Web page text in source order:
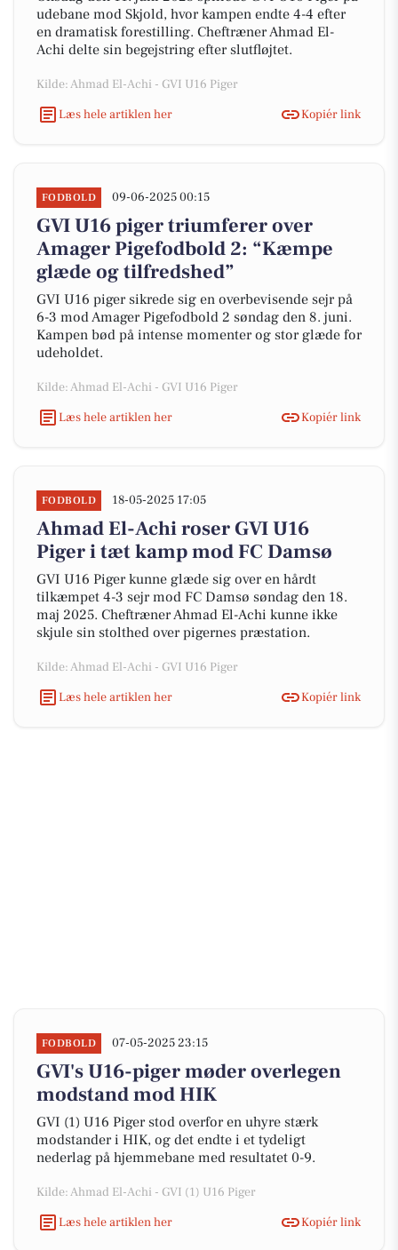
udebane mod Skjold, hvor kampen endte 4-4 efter
en dramatisk forestilling. Cheftræner Ahmad El-
Achi delte sin begejstring efter slutfløjtet.
Kilde: Ahmad El-Achi - GVI U16 Piger
Læs hele artiklen her
Kopiér link
FODBOLD 09-06-2025 00:15
GVI U16 piger triumferer over
Amager Pigefodbold 2: “Kæmpe
glæde og tilfredshed”
GVI U16 piger sikrede sig en overbevisende sejr på
6-3 mod Amager Pigefodbold 2 søndag den 8. juni.
Kampen bød på intense momenter og stor glæde for
udeholdet.
Kilde: Ahmad El-Achi - GVI U16 Piger
Læs hele artiklen her
Kopiér link
FODBOLD 18-05-2025 17:05
Ahmad El-Achi roser GVI U16
Piger i tæt kamp mod FC Damsø
GVI U16 Piger kunne glæde sig over en hårdt
tilkæmpet 4-3 sejr mod FC Damsø søndag den 18.
maj 2025. Cheftræner Ahmad El-Achi kunne ikke
skjule sin stolthed over pigernes præstation.
Kilde: Ahmad El-Achi - GVI U16 Piger
Læs hele artiklen her
Kopiér link
FODBOLD 07-05-2025 23:15
GVI's U16-piger møder overlegen
modstand mod HIK
GVI (1) U16 Piger stod overfor en uhyre stærk
modstander i HIK, og det endte i et tydeligt
nederlag på hjemmebane med resultatet 0-9.
Kilde: Ahmad El-Achi - GVI (1) U16 Piger
Læs hele artiklen her
Kopiér link